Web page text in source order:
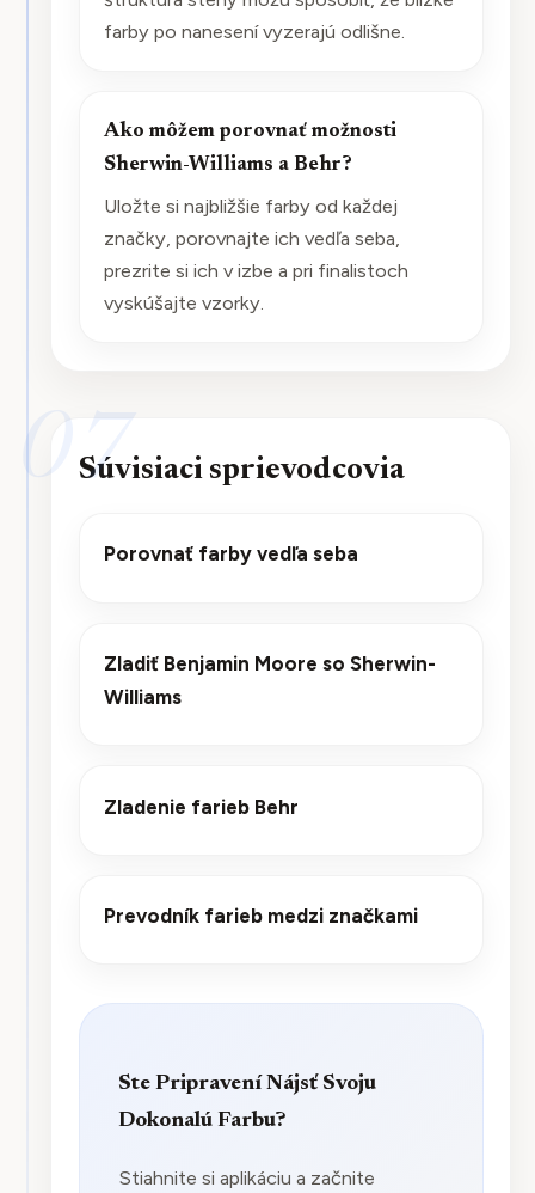
farby po nanesení vyzerajú odlišne.
Ako môžem porovnať možnosti
Sherwin-Williams a Behr?
Uložte si najbližšie farby od každej
značky, porovnajte ich vedľa seba,
prezrite si ich v izbe a pri finalistoch
vyskúšajte vzorky.
07
Súvisiaci sprievodcovia
Porovnať farby vedľa seba
Zladiť Benjamin Moore so Sherwin-
Williams
Zladenie farieb Behr
Prevodník farieb medzi značkami
Ste Pripravení Nájsť Svoju
Dokonalú Farbu?
Stiahnite si aplikáciu a začnite